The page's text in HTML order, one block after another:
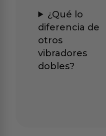
¿Qué lo
diferencia de
otros
vibradores
dobles?